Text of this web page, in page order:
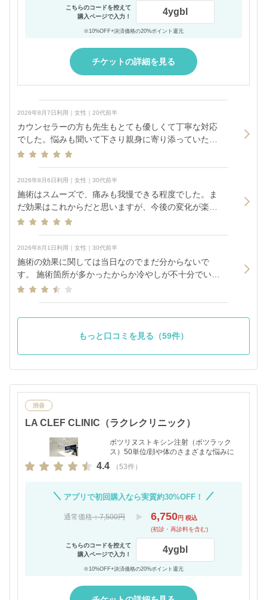
こちらのコードを控えて
購入ページで入力！
4ygbl
※10%OFF+決済価格の20%ポイント還元
チケットの詳細を見る
2026年8月7日利用｜女性｜20代前半
カウンセラーの方も先生もとても優しくて丁寧な対応
でした。悩みも聞いて下さり親身に寄り添っていただ
きありがとうございました！ 施術も丁寧に迅速にやっ
て下さり痛みが軽減した気がします！ ありがとうござ
いました！
2026年8月6日利用｜女性｜30代前半
施術はスムーズで、痛みも我慢できる程度でした。ま
だ効果はこれからだと思いますが、今後の変化が楽し
みです
2026年8月1日利用｜女性｜30代前半
施術の効果に関しては当日なのでまだ分からないで
す。 施術箇所が多かったからか冷やしが不十分でいつ
ものボトックス注射より痛みが強いなと思いました。
もっと口コミを見る（59件）
渋谷
LA CLEF CLINIC（ラクレクリニック）
ボツリヌストキシン注射（ボツラック
ス）50単位/顔や体のさまざまな悩みに
4.4 （53件）
アプリで初回購入なら実質約30%OFF！
通常価格：7,500円 6,750円 税込
(初診・再診料を含む)
こちらのコードを控えて
購入ページで入力！
4ygbl
※10%OFF+決済価格の20%ポイント還元